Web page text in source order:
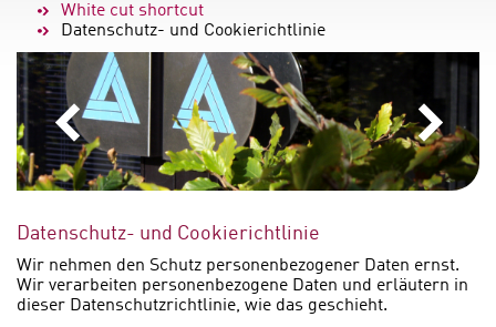
White cut shortcut
Datenschutz- und Cookierichtlinie
Datenschutz- und Cookierichtlinie
Wir nehmen den Schutz personenbezogener Daten ernst.
Wir verarbeiten personenbezogene Daten und erläutern in
dieser Datenschutzrichtlinie, wie das geschieht.